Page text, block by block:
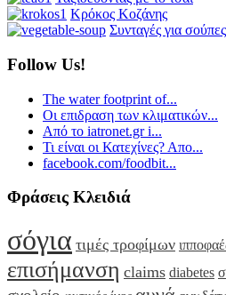
Κρόκος Κοζάνης
Συνταγές για σούπες
Follow Us!
The water footprint of...
Οι επιδραση των κλιματικών...
Από το iatronet.gr i...
Τι είναι οι Κατεχίνες? Απο...
facebook.com/foodbit...
Φράσεις Κλειδιά
σόγια τιμές τροφίμων
επισήμανση claims diabetes